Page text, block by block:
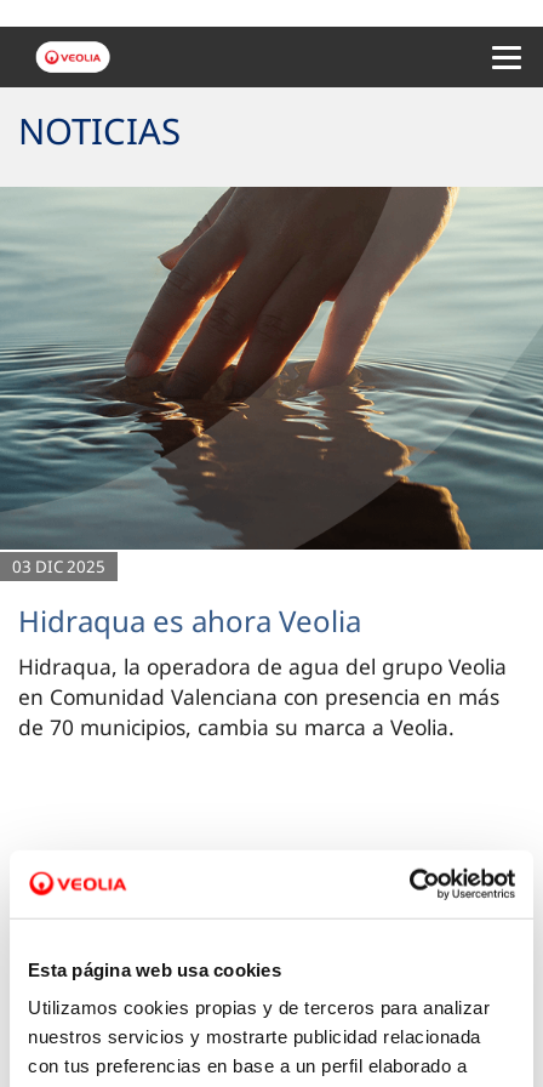
Esta página web usa cookies
Utilizamos cookies propias y de terceros para analizar
nuestros servicios y mostrarte publicidad relacionada
con tus preferencias en base a un perfil elaborado a
NOTICIAS
03 DIC 2025
Hidraqua es ahora Veolia
Hidraqua, la operadora de agua del grupo Veolia
en Comunidad Valenciana con presencia en más
de 70 municipios, cambia su marca a Veolia.